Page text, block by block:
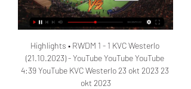
Highlights • RWDM 1 - 1 KVC Westerlo
(21.10.2023) - YouTube YouTube YouTube
4:39 YouTube KVC Westerlo 23 okt 2023 23
okt 2023